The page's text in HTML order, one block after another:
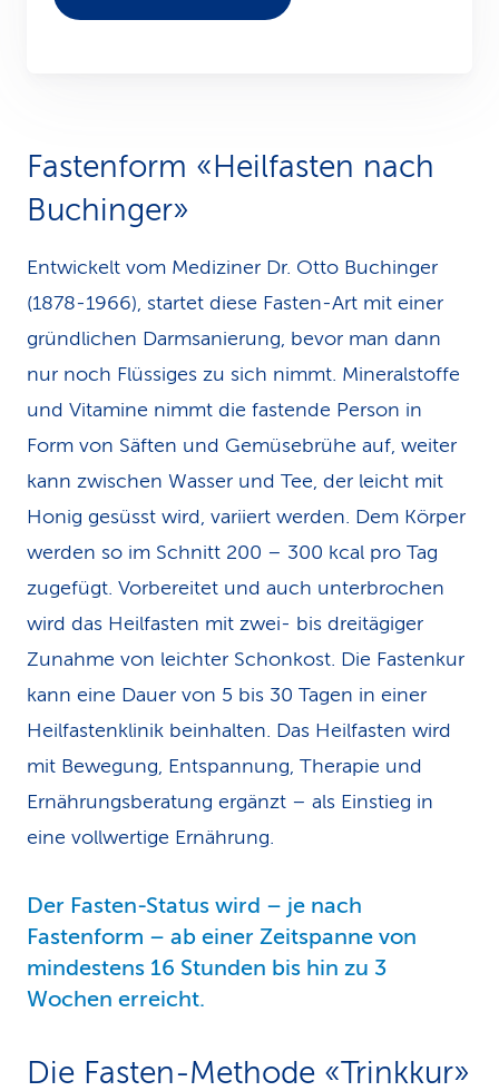
Fastenform «Heilfasten nach
Buchinger»
Entwickelt vom Mediziner Dr. Otto Buchinger
(1878-1966), startet diese Fasten-Art mit einer
gründlichen Darmsanierung, bevor man dann
nur noch Flüssiges zu sich nimmt. Mineralstoffe
und Vitamine nimmt die fastende Person in
Form von Säften und Gemüsebrühe auf, weiter
kann zwischen Wasser und Tee, der leicht mit
Honig gesüsst wird, variiert werden. Dem Körper
werden so im Schnitt 200 – 300 kcal pro Tag
zugefügt. Vorbereitet und auch unterbrochen
wird das Heilfasten mit zwei- bis dreitägiger
Zunahme von leichter Schonkost. Die Fastenkur
kann eine Dauer von 5 bis 30 Tagen in einer
Heilfastenklinik beinhalten. Das Heilfasten wird
mit Bewegung, Entspannung, Therapie und
Ernährungsberatung ergänzt – als Einstieg in
eine vollwertige Ernährung.
Der Fasten-Status wird – je nach
Fastenform – ab einer Zeitspanne von
mindestens 16 Stunden bis hin zu 3
Wochen erreicht.
Die Fasten-Methode «Trinkkur»